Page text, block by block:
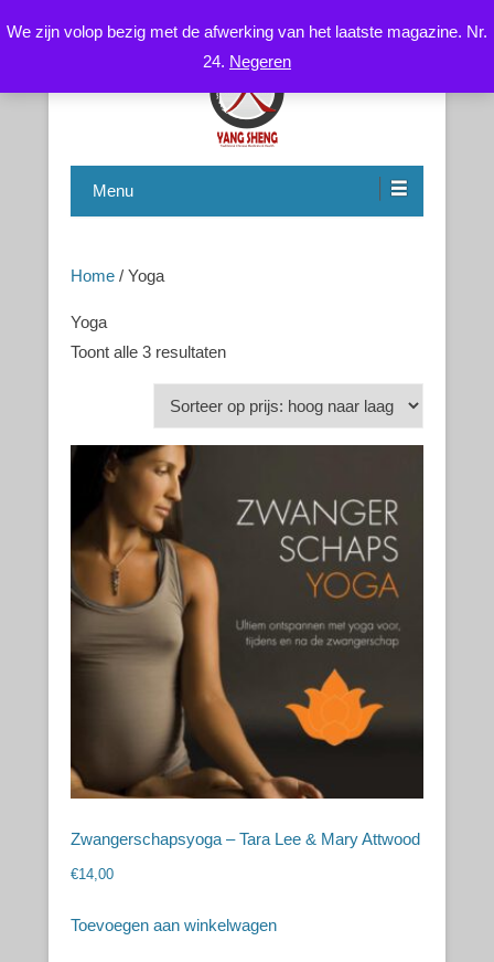
We zijn volop bezig met de afwerking van het laatste magazine. Nr.
24. Negeren
CNYS-TCM
Menu
Home / Yoga
Yoga
Toont alle 3 resultaten
Zwangerschapsyoga – Tara Lee & Mary Attwood
€14,00
Toevoegen aan winkelwagen